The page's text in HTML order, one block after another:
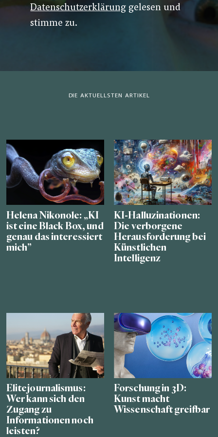
Datenschutzerklärung gelesen und
stimme zu.
DIE AKTUELLSTEN ARTIKEL
Helena Nikonole: „KI
ist eine Black Box, und
genau das interessiert
mich”
KI-Halluzinationen:
Die verborgene
Herausforderung bei
Künstlichen
Intelligenz
Elitejournalismus:
Wer kann sich den
Zugang zu
Informationen noch
leisten?
Forschung in 3D:
Kunst macht
Wissenschaft greifbar